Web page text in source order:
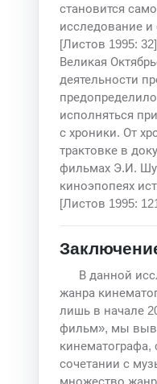
становится
исследование
[Листов 1995:
Великая
деятельности
исполняться
с хроники. От
трактовке в
фильмах Э.И.
киноэпопеях
[Листов 1995:
В данной
жанра
лишь в начале
фильм», мы
сочетании с
множество